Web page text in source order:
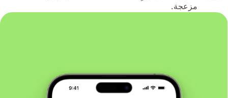
مزعجة.